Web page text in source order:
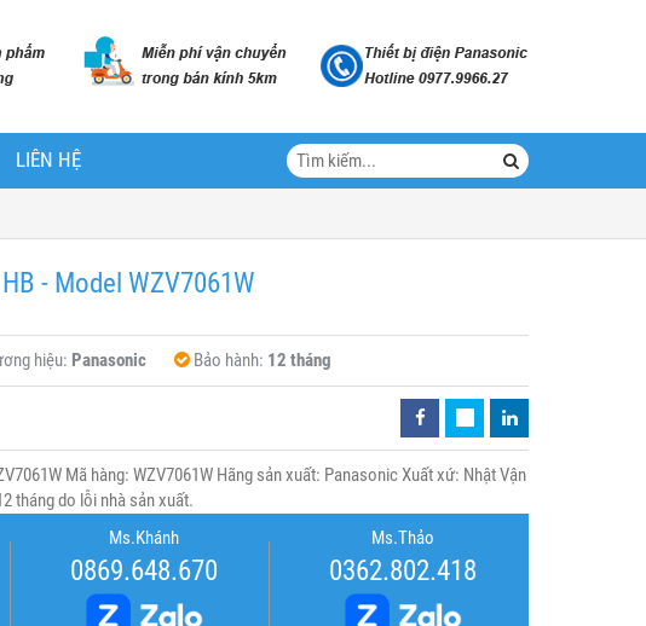
LIÊN HỆ
- Model WZV7061W
hiệu: Panasonic Bảo hành: 12 tháng
Mã hàng: WZV7061W Hãng sản xuất: Panasonic Xuất xứ: Nhật Vận
tháng do lỗi nhà sản xuất.
Ms.Khánh
0869.648.670
Ms.Thảo
0362.802.418